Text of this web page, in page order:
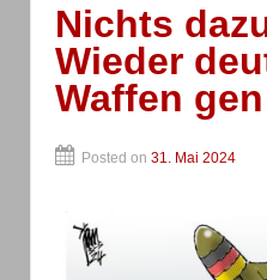
Nichts
Wieder
Waffen
Posted on 31. Mai 2024